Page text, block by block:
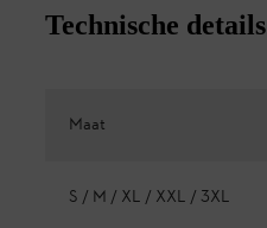
Technische details
Maat
S / M / XL / XXL / 3XL